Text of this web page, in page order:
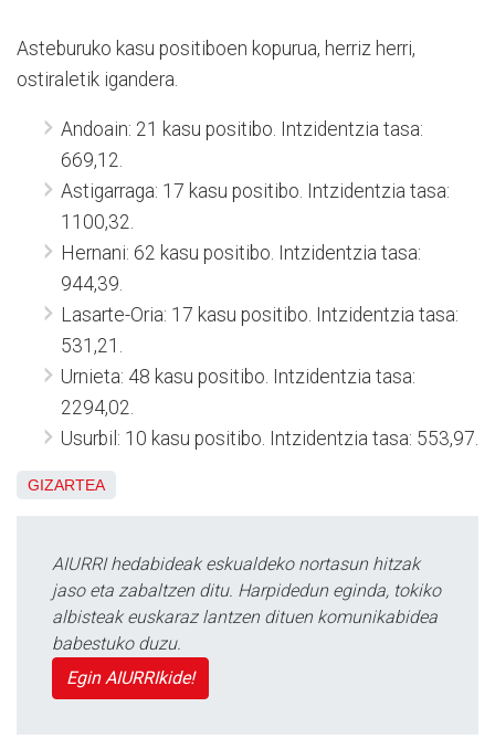
Asteburuko kasu positiboen kopurua, herriz herri,
ostiraletik igandera.
Andoain: 21 kasu positibo. Intzidentzia tasa:
669,12.
Astigarraga: 17 kasu positibo. Intzidentzia tasa:
1100,32.
Hernani: 62 kasu positibo. Intzidentzia tasa:
944,39.
Lasarte-Oria: 17 kasu positibo. Intzidentzia tasa:
531,21.
Urnieta: 48 kasu positibo. Intzidentzia tasa:
2294,02.
Usurbil: 10 kasu positibo. Intzidentzia tasa: 553,97.
GIZARTEA
AIURRI hedabideak eskualdeko nortasun hitzak
jaso eta zabaltzen ditu. Harpidedun eginda, tokiko
albisteak euskaraz lantzen dituen komunikabidea
babestuko duzu.
Egin AIURRIkide!